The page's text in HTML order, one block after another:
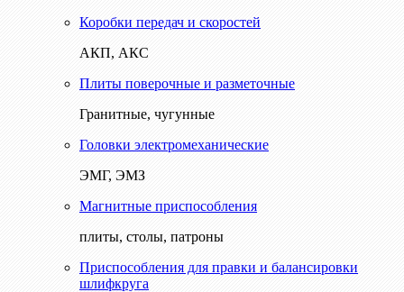
Коробки передач и скоростей
АКП, АКС
Плиты поверочные и разметочные
Гранитные, чугунные
Головки электромеханические
ЭМГ, ЭМЗ
Магнитные приспособления
плиты, столы, патроны
Приспособления для правки и балансировки
шлифкруга